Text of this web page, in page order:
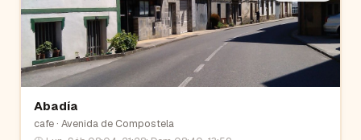
Abadía
cafe· Avenida de Compostela